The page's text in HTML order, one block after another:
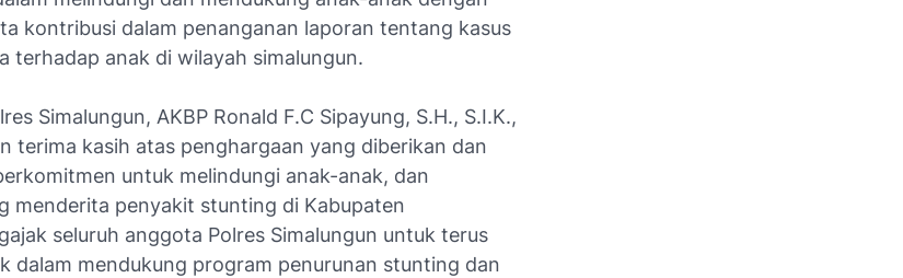
kontribusi dalam penanganan laporan tentang kasus
terhadap anak di wilayah simalungun.
Simalungun, AKBP Ronald F.C Sipayung, S.H., S.I.K.,
terima kasih atas penghargaan yang diberikan dan
untuk melindungi anak-anak, dan
menderita penyakit stunting di Kabupaten
seluruh anggota Polres Simalungun untuk terus
dalam mendukung program penurunan stunting dan